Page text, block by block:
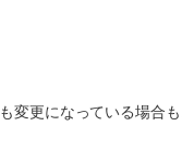
変更になっている場合